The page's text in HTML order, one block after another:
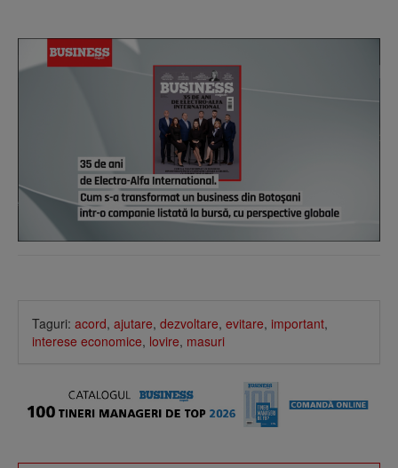
Taguri: acord, ajutare, dezvoltare, evitare, important,
interese economice, lovire, masuri